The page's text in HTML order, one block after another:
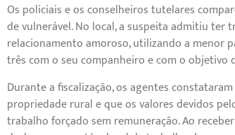
Os policiais e os conselheiros tutelares
de vulnerável. No local, a suspeita admitiu
relacionamento amoroso, utilizando a menor
três com o seu companheiro e com o objetivo
Durante a fiscalização, os agentes
propriedade rural e que os valores devidos
trabalho forçado sem remuneração. Ao